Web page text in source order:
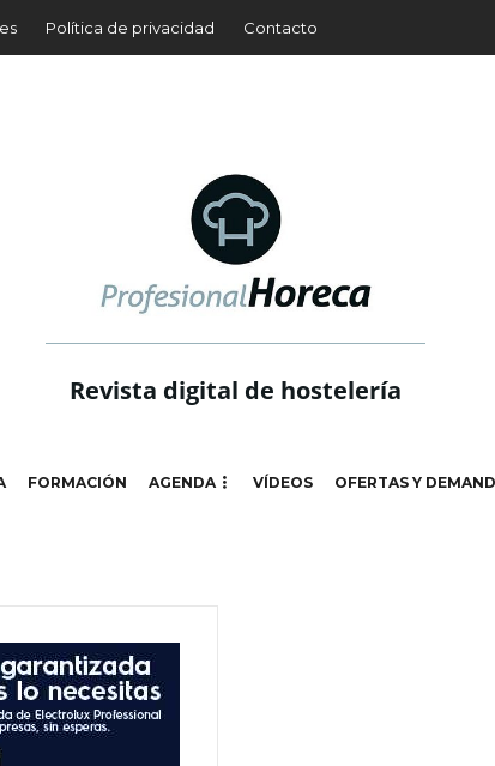
Política de privacidad Contacto
Revista digital de hostelería
FORMACIÓN AGENDA VÍDEOS OFERTAS Y